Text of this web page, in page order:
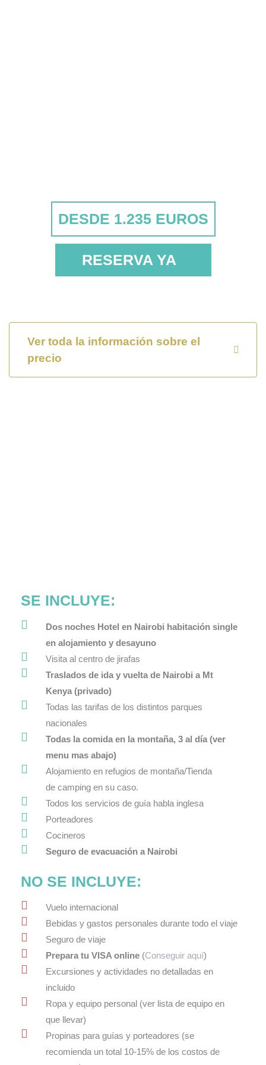
DESDE 1.235 EUROS
RESERVA YA
Ver toda la información sobre el
precio
SE INCLUYE:
Dos noches Hotel en Nairobi habitación single
en alojamiento y desayuno
Visita al centro de jirafas
Traslados de ida y vuelta de Nairobi a Mt
Kenya (privado)
Todas las tarifas de los distintos parques
nacionales
Todas la comida en la montaña, 3 al día (ver
menu mas abajo)
Alojamiento en refugios de montaña/Tienda
de camping en su caso.
Todos los servicios de guía habla inglesa
Porteadores
Cocineros
Seguro de evacuación a Nairobi
NO SE INCLUYE:
Vuelo internacional
Bebidas y gastos personales durante todo el viaje
Seguro de viaje
Prepara tu VISA online (Conseguir aquí)
Excursiones y actividades no detalladas en
incluido
Ropa y equipo personal (ver lista de equipo en
que llevar)
Propinas para guías y porteadores (se
recomienda un total 10-15% de los costos de